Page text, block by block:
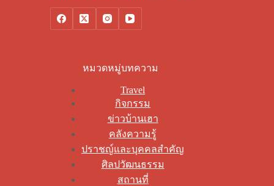
หมวดหมู่บทความ
Travel
กิจกรรม
ข่าวบ้านเฮา
คลังความรู้
ปราชญ์และบุคคลสำคัญ
ศิลปวัฒนธรรม
สถานที่